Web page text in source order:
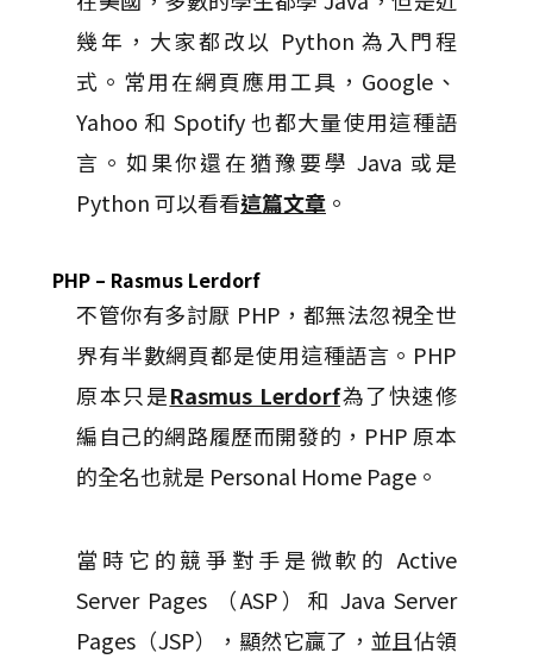
幾年，大家都改以 Python 為入門程
式。常用在網頁應用工具，Google、
Yahoo 和 Spotify 也都大量使用這種語
言。如果你還在猶豫要學 Java 或是
Python 可以看看這篇文章 。
PHP – Rasmus Lerdorf
不管你有多討厭 PHP，都無法忽視全世
界有半數網頁都是使用這種語言。PHP
原本只是Rasmus Lerdorf為了快速修
編自己的網路履歷而開發的，PHP 原本
的全名也就是 Personal Home Page。
當時它的競爭對手是微軟的 Active
Server Pages （ASP）和 Java Server
Pages（JSP），顯然它贏了，並且佔領